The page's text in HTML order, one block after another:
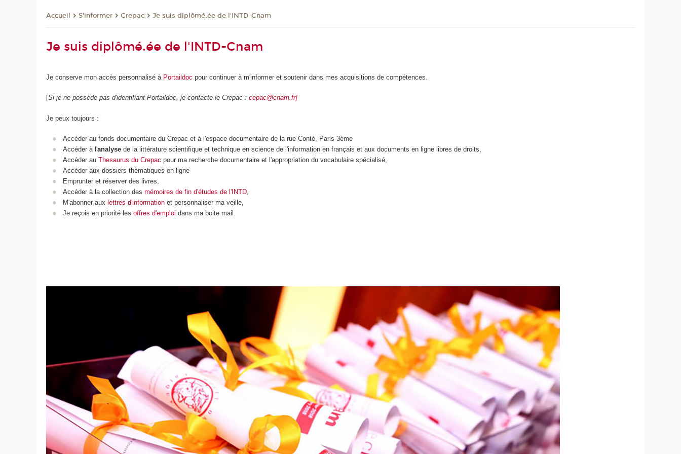
Accueil S'informer Crepac Je suis diplômé.ée de l'INTD-Cnam
Je suis diplômé.ée de l'INTD-Cnam
Je conserve mon accès personnalisé à Portaildocpour continuer à m'informer et soutenir dans mes acquisitions de compétences.
[Si je ne possède pas d'identifiant Portaildoc, je contacte le Crepac :cepac@cnam.fr]
Je peux toujours :
Accéder au fonds documentaire du Crepac et à l'espace documentaire de la rue Conté, Paris 3ème
Accéder à l'analysede la littérature scientifique et technique en science de l'information en français et aux documents en ligne libres de droits,
Accéder au Thesaurus du Crepac pour ma recherche documentaire et l'appropriation du vocabulaire spécialisé,
Accéder aux dossiers thématiques en ligne
Emprunter et réserver des livres,
Accéder à la collection des mémoires de fin d'études de l'INTD,
M'abonner aux lettres d'informationet personnaliser ma veille,
Je reçois en priorité les offres d'emploi dans ma boite mail.